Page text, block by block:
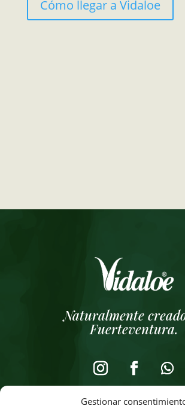
Gestionar
Cómo llegar a Vidaloe
Naturalmente
Fuerteventura.